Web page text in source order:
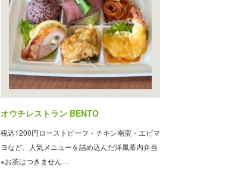
オウチレストラン BENTO
税込1200円ローストビーフ・チキン南蛮・エビマ
ヨなど、人気メニューを詰め込んだ洋風幕内弁当
※お茶はつきません…